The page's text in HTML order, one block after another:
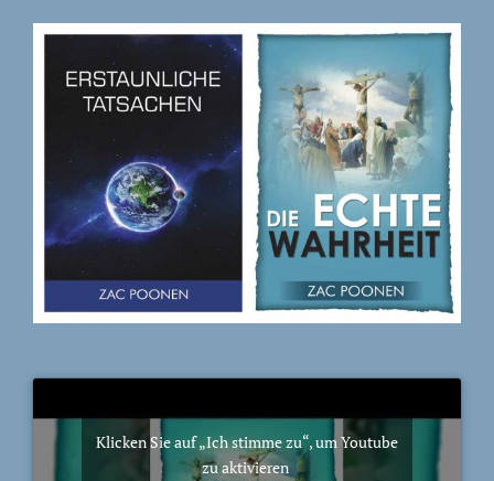
Klicken Sie auf „Ich stimme zu“, um Youtube
zu aktivieren